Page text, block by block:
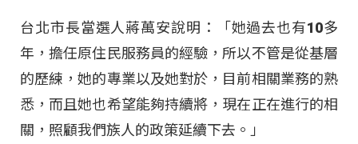
台北市長當選人蔣萬安說明：「她過去也有10多
年，擔任原住民服務員的經驗，所以不管是從基層
的歷練，她的專業以及她對於，目前相關業務的熟
悉，而且她也希望能夠持續將，現在正在進行的相
關，照顧我們族人的政策延續下去。」